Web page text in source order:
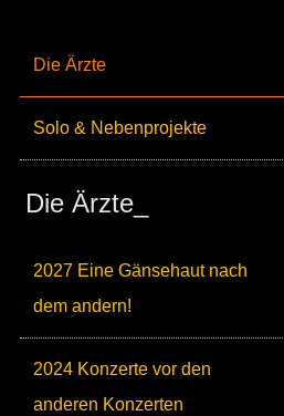
Die Ärzte
Solo & Nebenprojekte
Die Ärzte_
2027 Eine Gänsehaut nach
dem andern!
2024 Konzerte vor den
anderen Konzerten